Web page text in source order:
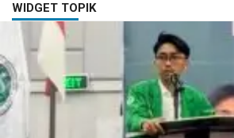
WIDGET TOPIK